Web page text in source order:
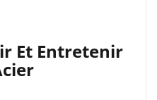
Et Entretenir